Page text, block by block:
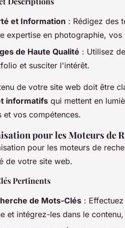
et Information : Rédigez des
expertise en photographie,
de Haute Qualité : Utilisez
et susciter l'intérêt.
de votre site web doit être
informatifs qui mettent en
et vos compétences.
pour les Moteurs de
pour les moteurs de
de votre site web.
Pertinents
de Mots-Clés :
et intégrez-les dans le